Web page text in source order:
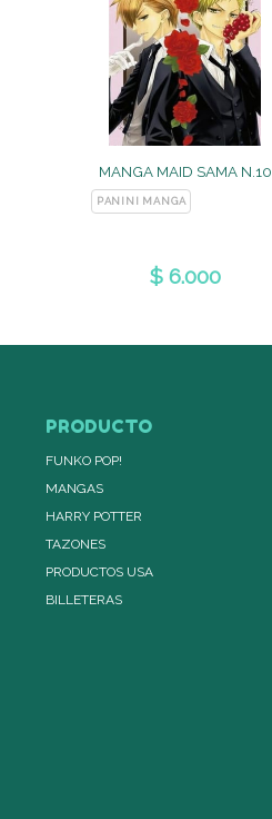
MANGA MAID SAMA N.10
PANINI MANGA
$ 6.000
PRODUCTO
FUNKO POP!
MANGAS
HARRY POTTER
TAZONES
PRODUCTOS USA
BILLETERAS